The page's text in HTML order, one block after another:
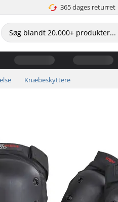
365 dages returret
Knæbeskyttere